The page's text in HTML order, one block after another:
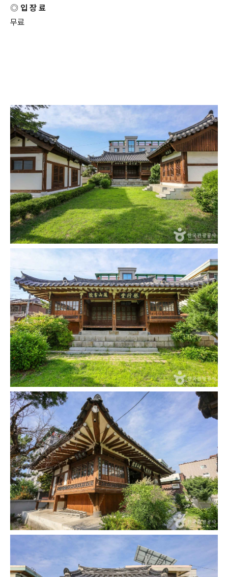
◎ 입 장 료
무료